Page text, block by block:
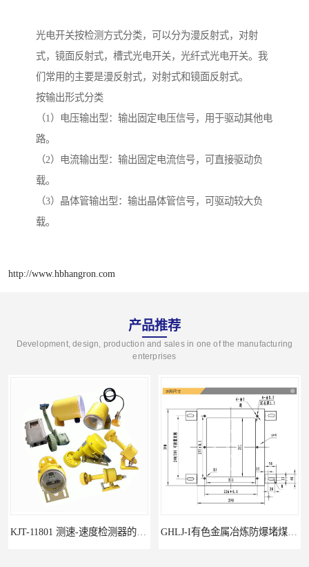
光电开关按检测方式分类，可以分为漫反射式，对射
式，镜面反射式，槽式光电开关，光纤式光电开关。我
们常用的主要是漫反射式，对射式和镜面反射式。
按输出形式分类
（1）电压输出型：输出固定电压信号，用于驱动其他电
路。
（2）电流输出型：输出固定电流信号，可直接驱动负
载。
（3）晶体管输出型：输出晶体管信号，可驱动较大负
载。
http://www.hbhangron.com
产品推荐
Development, design, production and sales in one of the manufacturing
enterprises